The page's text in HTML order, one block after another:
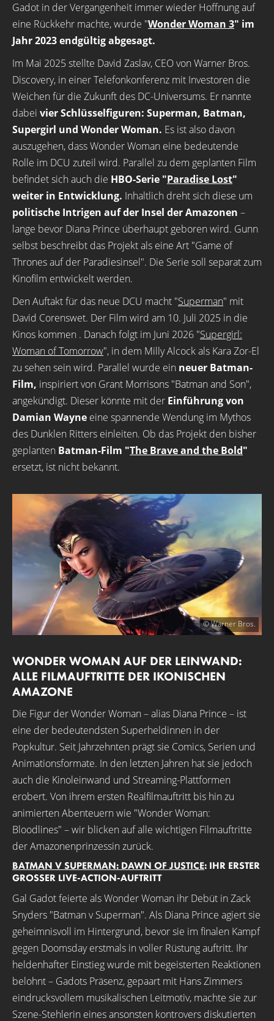
Gadot in der Vergangenheit immer wieder Hoffnung auf
eine Rückkehr machte, wurde "Wonder Woman 3" im
Jahr 2023 endgültig abgesagt.
Im Mai 2025 stellte David Zaslav, CEO von Warner Bros.
Discovery, in einer Telefonkonferenz mit Investoren die
Weichen für die Zukunft des DC-Universums. Er nannte
dabei vier Schlüsselfiguren: Superman, Batman,
Supergirl und Wonder Woman. Es ist also davon
auszugehen, dass Wonder Woman eine bedeutende
Rolle im DCU zuteil wird. Parallel zu dem geplanten Film
befindet sich auch die HBO-Serie "Paradise Lost"
weiter in Entwicklung. Inhaltlich dreht sich diese um
politische Intrigen auf der Insel der Amazonen –
lange bevor Diana Prince überhaupt geboren wird. Gunn
selbst beschreibt das Projekt als eine Art "Game of
Thrones auf der Paradiesinsel". Die Serie soll separat zum
Kinofilm entwickelt werden.
Den Auftakt für das neue DCU macht "Superman" mit
David Corenswet. Der Film wird am 10. Juli 2025 in die
Kinos kommen . Danach folgt im Juni 2026 "Supergirl:
Woman of Tomorrow", in dem Milly Alcock als Kara Zor-El
zu sehen sein wird. Parallel wurde ein neuer Batman-
Film, inspiriert von Grant Morrisons "Batman and Son",
angekündigt. Dieser könnte mit der Einführung von
Damian Wayne eine spannende Wendung im Mythos
des Dunklen Ritters einleiten. Ob das Projekt den bisher
geplanten Batman-Film "The Brave and the Bold"
ersetzt, ist nicht bekannt.
© Warner Bros.
WONDER WOMAN AUF DER LEINWAND:
ALLE FILMAUFTRITTE DER IKONISCHEN
AMAZONE
Die Figur der Wonder Woman – alias Diana Prince – ist
eine der bedeutendsten Superheldinnen in der
Popkultur. Seit Jahrzehnten prägt sie Comics, Serien und
Animationsformate. In den letzten Jahren hat sie jedoch
auch die Kinoleinwand und Streaming-Plattformen
erobert. Von ihrem ersten Realfilmauftritt bis hin zu
animierten Abenteuern wie "Wonder Woman:
Bloodlines" – wir blicken auf alle wichtigen Filmauftritte
der Amazonenprinzessin zurück.
BATMAN V SUPERMAN: DAWN OF JUSTICE: IHR ERSTER
GROSSER LIVE-ACTION-AUFTRITT
Gal Gadot feierte als Wonder Woman ihr Debüt in Zack
Snyders "Batman v Superman". Als Diana Prince agiert sie
geheimnisvoll im Hintergrund, bevor sie im finalen Kampf
gegen Doomsday erstmals in voller Rüstung auftritt. Ihr
heldenhafter Einstieg wurde mit begeisterten Reaktionen
belohnt – Gadots Präsenz, gepaart mit Hans Zimmers
eindrucksvollem musikalischen Leitmotiv, machte sie zur
Szene-Stehlerin eines ansonsten kontrovers diskutierten